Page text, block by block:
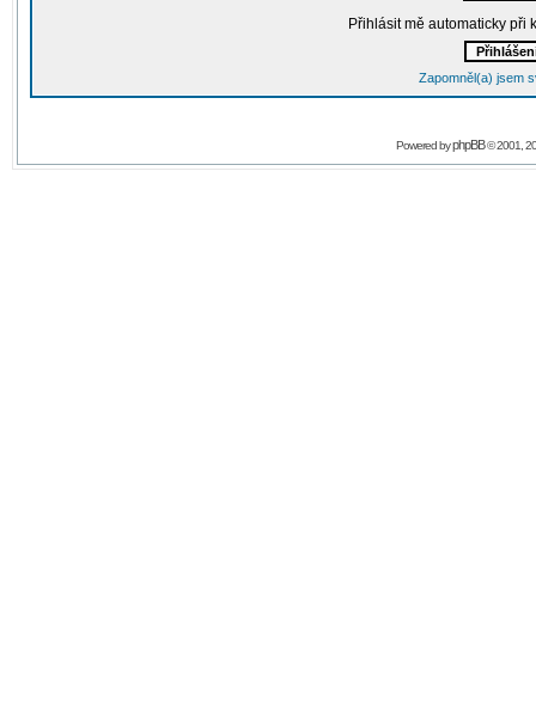
Přihlásit mě automaticky při
Zapomněl(a) jsem
Powered byphpBB© 2001,